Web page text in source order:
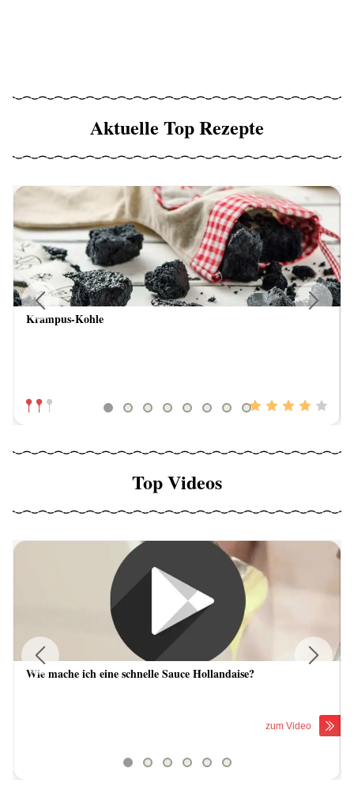
Aktuelle Top Rezepte
Krampus-Kohle
Previous
Top Videos
Wie mache ich eine schnelle Sauce Hollandaise?
zum Video
Previous